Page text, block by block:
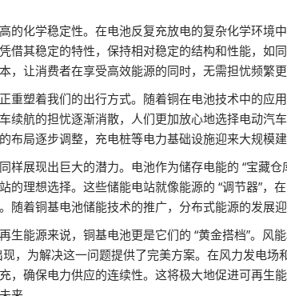
的化学稳定性。在电池反复充放电的复杂化学环境
借其稳定的特性，保持相对稳定的结构和性能，
，让消费者在享受高效能源的同时，无需担忧频繁
重塑着我们的出行方式。随着铜在电池技术中的
续航的担忧逐渐消散，人们更加放心地选择电动
布局逐步调整，充电桩等电力基础设施迎来大规模
同样展现出巨大的潜力。电池作为储存电能的 “宝藏
的理想选择。这些储能电站就像能源的 “调节器”
随着铜基电池储能技术的推广，分布式能源的发展
生能源来说，铜基电池更是它们的 “黄金搭档”。风
，为解决这一问题提供了完美方案。在风力发电场
，确保电力供应的连续性。这将极大地促进可再生